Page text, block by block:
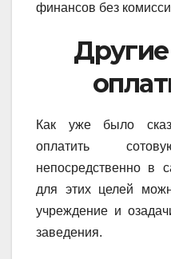
финансов без
Как уже было
оплатить
непосредственно в
для этих целей
учреждение и
заведения.